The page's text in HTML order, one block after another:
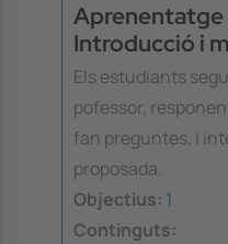
Aprenentatge
Introducció i
Els estudiants
pofessor,
fan preguntes, i
proposada.
Objectius: 1
Continguts: